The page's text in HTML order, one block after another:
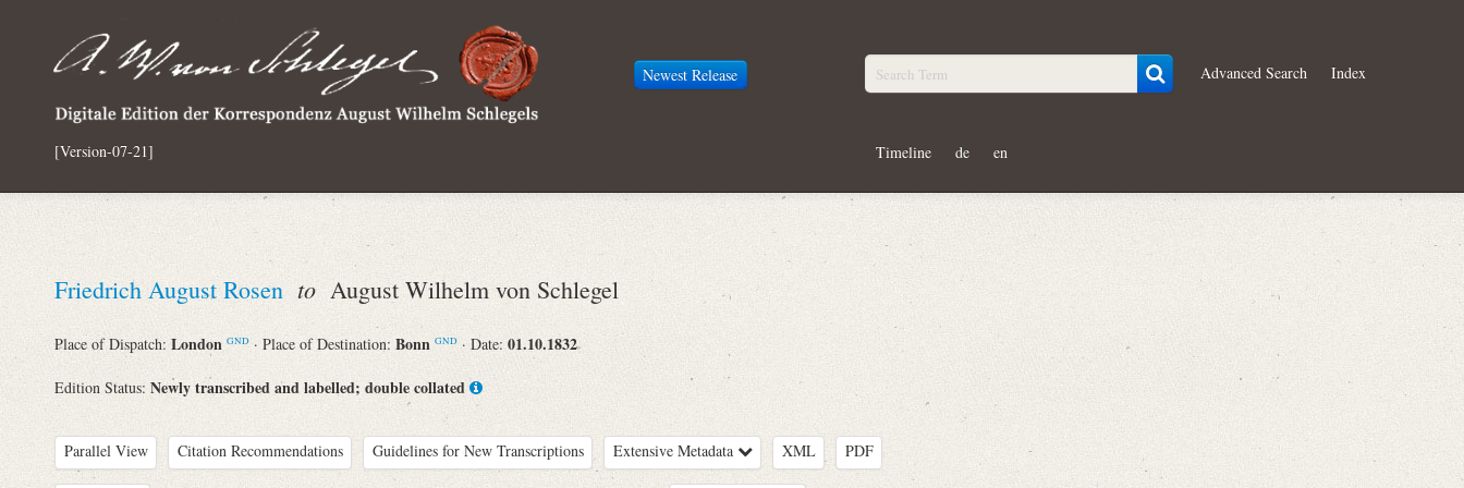
[Version-07-21]
Newest Release Advanced Search Index
Timeline de en
Friedrich August Rosen to August Wilhelm von Schlegel
Place of Dispatch: London GND · Place of Destination: Bonn GND · Date: 01.10.1832
Edition Status: Newly transcribed and labelled; double collated
Parallel View Citation Recommendations Guidelines for New Transcriptions Extensive Metadata XML PDF